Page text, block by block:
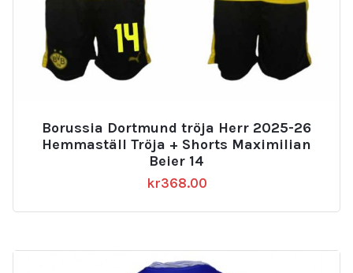
Borussia Dortmund tröja Herr 2025-26
Hemmaställ Tröja + Shorts Maximilian
Beier 14
kr368.00